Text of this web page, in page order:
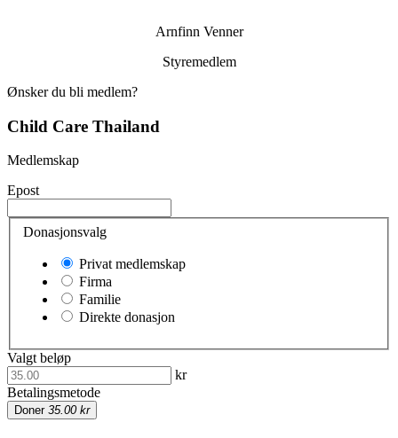
Arnfinn Venner
Styremedlem
Ønsker du bli medlem?
Child Care Thailand
Medlemskap
Epost
Donasjonsvalg
Privat medlemskap
Firma
Familie
Direkte donasjon
Valgt beløp
kr
Betalingsmetode
Doner 35.00 kr